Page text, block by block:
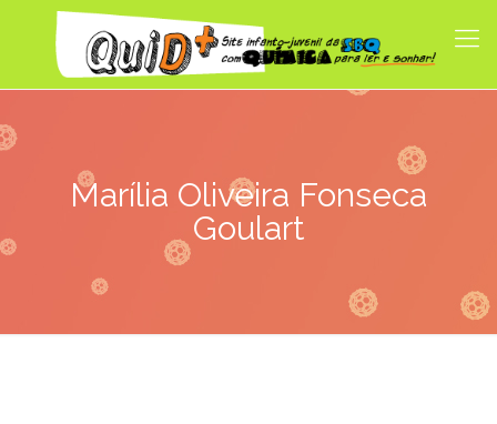
Marília Oliveira Fonseca
Goulart